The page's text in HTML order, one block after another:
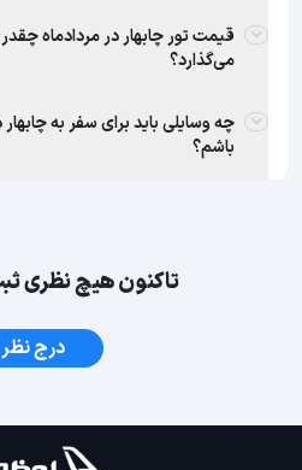
قیمت تور چابهار در مردادماه
می‌گذارد؟
چه وسایلی باید برای سفر به
باشم؟
تاکنون هیچ نظری
درج نظر